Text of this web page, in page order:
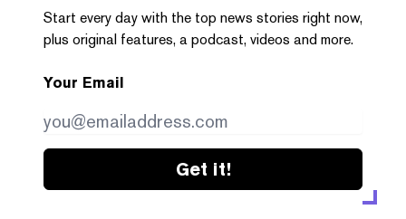
Start every day with the top news stories right now,
plus original features, a podcast, videos and more.
Your Email
Get it!